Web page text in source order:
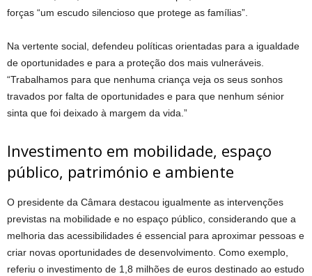
forças “um escudo silencioso que protege as famílias”.
Na vertente social, defendeu políticas orientadas para a igualdade
de oportunidades e para a proteção dos mais vulneráveis.
“Trabalhamos para que nenhuma criança veja os seus sonhos
travados por falta de oportunidades e para que nenhum sénior
sinta que foi deixado à margem da vida.”
Investimento em mobilidade, espaço
público, património e ambiente
O presidente da Câmara destacou igualmente as intervenções
previstas na mobilidade e no espaço público, considerando que a
melhoria das acessibilidades é essencial para aproximar pessoas e
criar novas oportunidades de desenvolvimento. Como exemplo,
referiu o investimento de 1,8 milhões de euros destinado ao estudo